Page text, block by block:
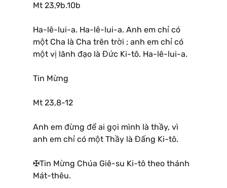
Mt 23,9b.10b
Ha-lê-lui-a. Ha-lê-lui-a. Anh em chỉ có
một Cha là Cha trên trời ; anh em chỉ có
một vị lãnh đạo là Đức Ki-tô. Ha-lê-lui-a.
Tin Mừng
Mt 23,8-12
Anh em đừng để ai gọi mình là thầy, vì
anh em chỉ có một Thầy là Đấng Ki-tô.
✠Tin Mừng Chúa Giê-su Ki-tô theo thánh
Mát-thêu.